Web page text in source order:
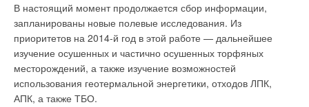
В настоящий момент продолжается сбор информации,
запланированы новые полевые исследования. Из
приоритетов на 2014-й год в этой работе — дальнейшее
изучение осушенных и частично осушенных торфяных
месторождений, а также изучение возможностей
использования геотермальной энергетики, отходов ЛПК,
АПК, а также ТБО.
имеется режим отпуска и упомянутая выше функция
«защиты от детей».
По сути, больше рядовому пользователю ничего о системе
знать и не надо. Переход на сервисный и экспертный уровни
меню, о которых пойдет речь далее, осуществляется по
специальным паролям. Данные уровни предназначены для